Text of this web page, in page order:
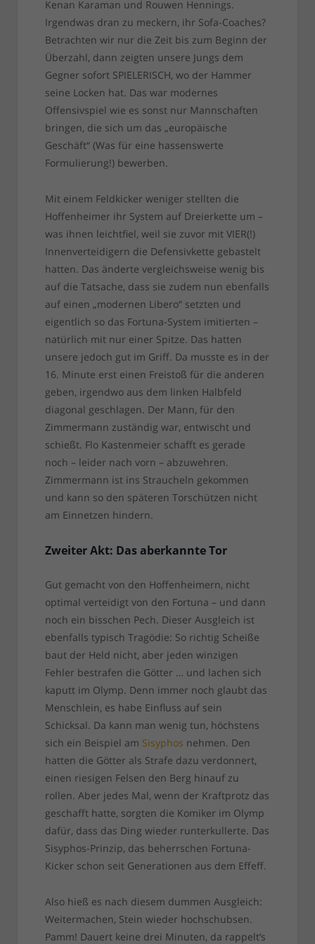
Kenan Karaman und Rouwen Hennings.
Irgendwas dran zu meckern, ihr Sofa-Coaches?
Betrachten wir nur die Zeit bis zum Beginn der
Überzahl, dann zeigten unsere Jungs dem
Gegner sofort SPIELERISCH, wo der Hammer
seine Locken hat. Das war modernes
Offensivspiel wie es sonst nur Mannschaften
bringen, die sich um das „europäische
Geschäft“ (Was für eine hassenswerte
Formulierung!) bewerben.
Mit einem Feldkicker weniger stellten die
Hoffenheimer ihr System auf Dreierkette um –
was ihnen leichtfiel, weil sie zuvor mit VIER(!)
Innenverteidigern die Defensivkette gebastelt
hatten. Das änderte vergleichsweise wenig bis
auf die Tatsache, dass sie zudem nun ebenfalls
auf einen „modernen Libero“ setzten und
eigentlich so das Fortuna-System imitierten –
natürlich mit nur einer Spitze. Das hatten
unsere jedoch gut im Griff. Da musste es in der
16. Minute erst einen Freistoß für die anderen
geben, irgendwo aus dem linken Halbfeld
diagonal geschlagen. Der Mann, für den
Zimmermann zuständig war, entwischt und
schießt. Flo Kastenmeier schafft es gerade
noch – leider nach vorn – abzuwehren.
Zimmermann ist ins Straucheln gekommen
und kann so den späteren Torschützen nicht
am Einnetzen hindern.
Zweiter Akt: Das aberkannte Tor
Gut gemacht von den Hoffenheimern, nicht
optimal verteidigt von den Fortuna – und dann
noch ein bisschen Pech. Dieser Ausgleich ist
ebenfalls typisch Tragödie: So richtig Scheiße
baut der Held nicht, aber jeden winzigen
Fehler bestrafen die Götter … und lachen sich
kaputt im Olymp. Denn immer noch glaubt das
Menschlein, es habe Einfluss auf sein
Schicksal. Da kann man wenig tun, höchstens
sich ein Beispiel am Sisyphos nehmen. Den
hatten die Götter als Strafe dazu verdonnert,
einen riesigen Felsen den Berg hinauf zu
rollen. Aber jedes Mal, wenn der Kraftprotz das
geschafft hatte, sorgten die Komiker im Olymp
dafür, dass das Ding wieder runterkullerte. Das
Sisyphos-Prinzip, das beherrschen Fortuna-
Kicker schon seit Generationen aus dem Effeff.
Also hieß es nach diesem dummen Ausgleich:
Weitermachen, Stein wieder hochschubsen.
Pamm! Dauert keine drei Minuten, da rappelt’s